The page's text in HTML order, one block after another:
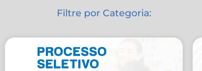
Filtre por Categoria: